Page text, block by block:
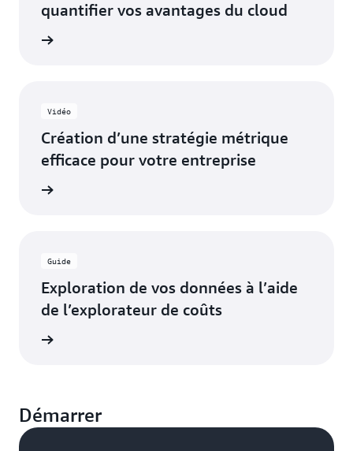
quantifier vos avantages du cloud
Vidéo
Création d’une stratégie métrique
efficace pour votre entreprise
Guide
Exploration de vos données à l’aide
de l’explorateur de coûts
Démarrer